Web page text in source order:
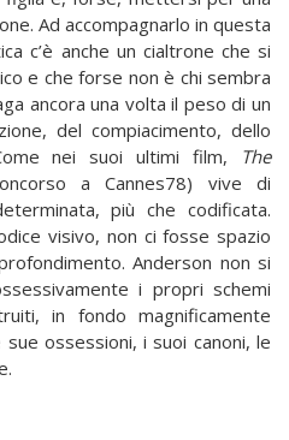
Ad accompagnarlo in questa
c’è anche un cialtrone che si
e che forse non è chi sembra
ancora una volta il peso di un
del compiacimento, dello
nei suoi ultimi film, The
a Cannes78) vive di
più che codificata.
visivo, non ci fosse spazio
Anderson non si
i propri schemi
in fondo magnificamente
ossessioni, i suoi canoni, le